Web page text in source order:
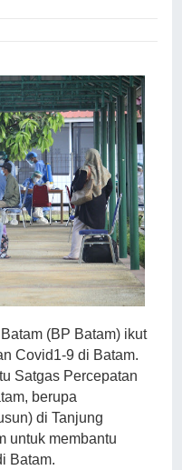
(BP Batam) ikut
Covid1-9 di Batam.
Satgas Percepatan
berupa
di Tanjung
untuk membantu
Batam.